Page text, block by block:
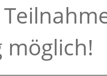
möglich!